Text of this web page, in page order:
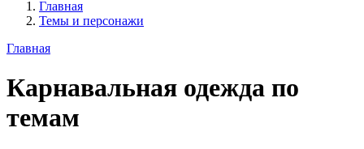
Главная
Темы и персонажи
Главная
Карнавальная одежда по
темам